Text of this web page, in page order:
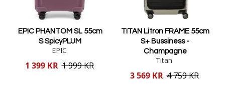
EPIC PHANTOM SL 55cm
S SpicyPLUM
EPIC
Reducerat
1 399 KR 1 999 KR
TITAN Litron FRAME 55cm
S+ Bussiness -
Champagne
Titan
Reducerat
3 569 KR 4 759 KR